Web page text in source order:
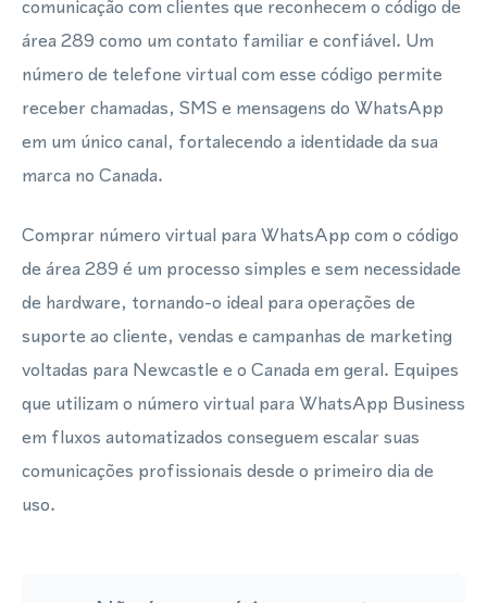
comunicação com clientes que reconhecem o código de
área 289 como um contato familiar e confiável. Um
número de telefone virtual com esse código permite
receber chamadas, SMS e mensagens do WhatsApp
em um único canal, fortalecendo a identidade da sua
marca no Canada.
Comprar número virtual para WhatsApp com o código
de área 289 é um processo simples e sem necessidade
de hardware, tornando-o ideal para operações de
suporte ao cliente, vendas e campanhas de marketing
voltadas para Newcastle e o Canada em geral. Equipes
que utilizam o número virtual para WhatsApp Business
em fluxos automatizados conseguem escalar suas
comunicações profissionais desde o primeiro dia de
uso.